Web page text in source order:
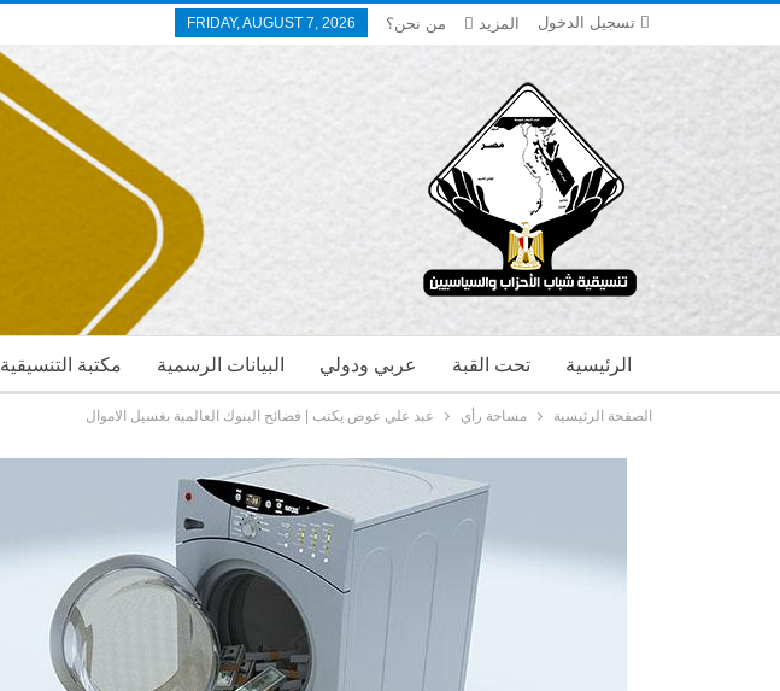
تسجيل الدخول FRIDAY, AUGUST 7, 2026 من نحن؟ المزيد
مكتبة التنسيقية البيانات الرسمية عربي ودولي تحت القبة الرئيسية
الصفحة الرئيسية مساحة رأي عبد علي عوض يكتب | فضائح البنوك العالمية بغسيل الاموال